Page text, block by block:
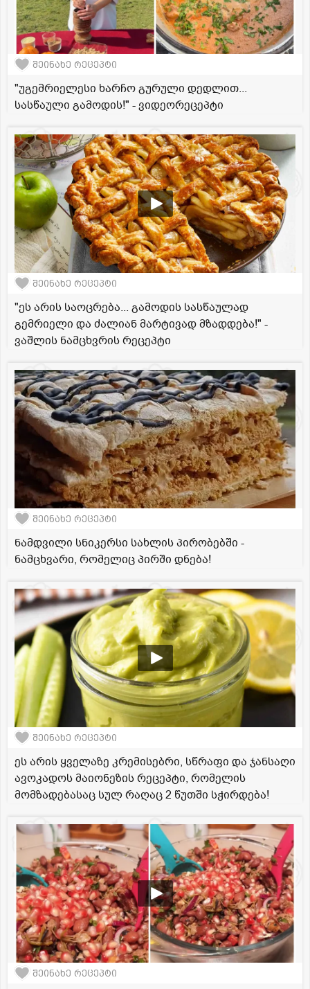
შეინახე რეცეპტი
"უგემრიელესი ხარჩო გურული დედლით...
სასწაული გამოდის!" - ვიდეორეცეპტი
შეინახე რეცეპტი
"ეს არის საოცრება... გამოდის სასწაულად
გემრიელი და ძალიან მარტივად მზადდება!" -
ვაშლის ნამცხვრის რეცეპტი
შეინახე რეცეპტი
ნამდვილი სნიკერსი სახლის პირობებში -
ნამცხვარი, რომელიც პირში დნება!
შეინახე რეცეპტი
ეს არის ყველაზე კრემისებრი, სწრაფი და ჯანსაღი
ავოკადოს მაიონეზის რეცეპტი, რომელის
მომზადებასაც სულ რაღაც 2 წუთში სჭირდება!
შეინახე რეცეპტი